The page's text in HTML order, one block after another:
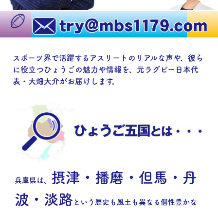
スポーツ界で活躍するアスリートのリアルな声や、彼ら
に役立つひょうごの魅力や情報を、 元ラグビー日本代
表・大畑大介がお届けします。
兵庫県は、 摂津・播磨・但馬・丹
波・淡路 という歴史も風土も異なる個性豊かな